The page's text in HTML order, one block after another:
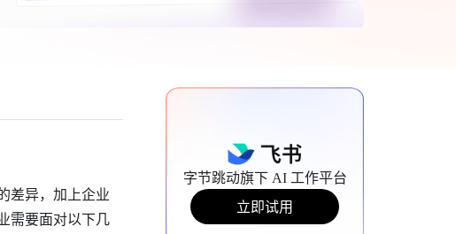
差异，加上企业
需要面对以下几
字节跳动旗下 AI 工作平台
立即试用